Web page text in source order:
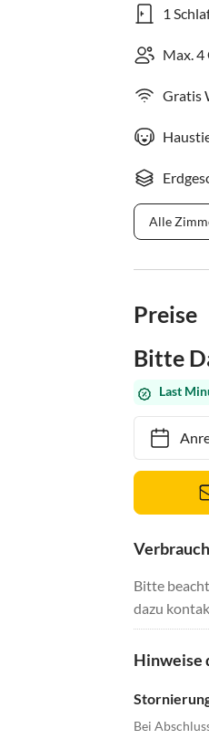
1
Max. 4
Gratis
Alle
Preise
Bitte
Last
Bitte
dazu
Hinweise
Bei